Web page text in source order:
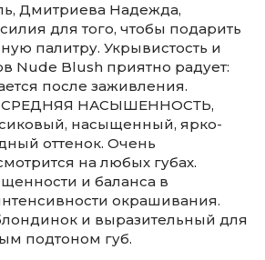
Дмитриева Надежда,
для того, чтобы подарить
палитру. Укрывистость и
Nude Blush приятно радует:
после заживления.
СРЕДНЯЯ НАСЫШЕННОСТЬ,
насыщенный, ярко-
оттенок. Очень
на любых губах.
и баланса в
окрашивания.
и выразительный для
подтоном губ.